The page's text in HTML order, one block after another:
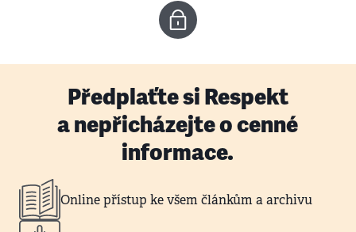
Předplaťte si Respekt
a nepřicházejte o cenné
informace.
Online přístup ke všem článkům a archivu